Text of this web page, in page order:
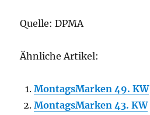
Quelle: DPMA
Ähnliche Artikel:
MontagsMarken 49. KW
MontagsMarken 43. KW